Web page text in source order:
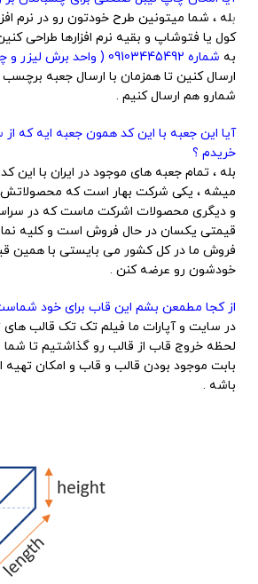
بله ، شما میتونین طرح خودتون رو در نرم
کول یا فتوشاپ و بقیه نرم افزارها طراحی
به شماره 09103445492 ( واحد برش لیزر و چاپ پلی کربنات )
ارسال کنین تا همزمان با ارسال جعبه
شمارو هم ارسال کنیم .
آیا این جعبه با این کد همون جعبه ایه که
خریدم ؟
بله ، تمام جعبه های موجود در ایران با این
میشه ، یکی شرکت بهار است که محصولاتش
و دیگری محصولات اشرکت ماست که در
قیمتی یکسان در حال فروش است و کلیه
فروش ما در کل کشور می بایستی با
خودشون رو عرضه کنن .
از کجا مطمعن بشم این قاب برای خود
در سایت و آپارات ما فیلم تک تک قالب
لحظه خروج قاب از قالب رو گذاشتیم تا شما
بابت موجود بودن قالب و قاب و امکان تهیه
باشه .